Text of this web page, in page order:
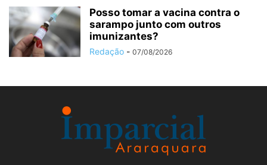
Posso tomar a vacina contra o
sarampo junto com outros
imunizantes?
Redação - 07/08/2026